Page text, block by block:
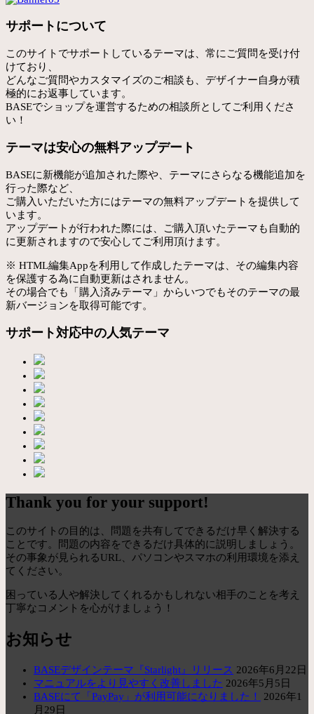
サポートについて
このサイトでサポートしているテーマは、常にご質問を受け付
けており、
どんなご質問やカスタマイズのご相談も、デザイナー自身が積
極的にお返事しています。
BASEでショップを運営するための相談所としてご利用くださ
い！
テーマは安心の無料アップデート
BASEに新機能が追加された際や、テーマにさらなる機能追加を
行った際など、
ご購入いただいた方にはテーマの無料アップデートを提供して
います。
アップデートが行われた際には、ご購入頂いたテーマも自動的
に更新されますので安心してご利用頂けます。
※ HTML編集Appを利用して作成したテーマは、その編集内容
を保護する為に自動更新はされません。
その場合でも「購入済みテーマ」からいつでもそのテーマの最
新バージョンを取得可能です。
サポート対応中の人気テーマ
Thank you for your support!
このサイトの目的は、問題を共有してできるだけ早く解決する
ことです。問題の内容をできるだけ具体的に説明しましょう。
その事象が見られるURL、パソコンやスマホの利用環境を添え
てください。
困っている人や解決してくれるかもしれない相手のことを考え
丁寧なコメントを心がけましょう！
お知らせ
BASEデザインテーマ『Starlight』リリース 2026年6月22日
マニュアルをより見やすく改善しました 2026年5月5日
BASEにて「PayPay」が利用可能になりました！
2026年1
月29日